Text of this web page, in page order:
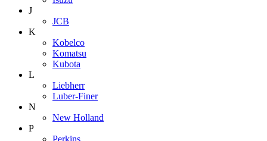
J
JCB
K
Kobelco
Komatsu
Kubota
L
Liebherr
Luber-Finer
N
New Holland
P